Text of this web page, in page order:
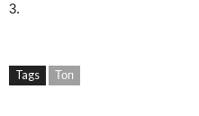
3.
Tags Топ